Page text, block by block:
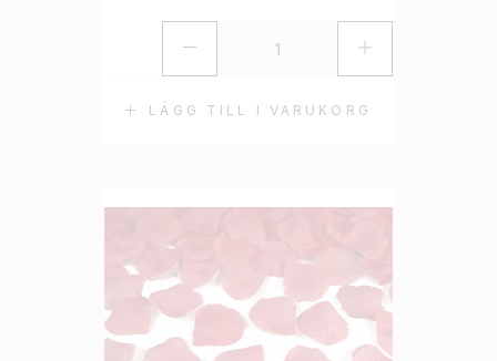
LÄGG TILL I VARUKORG